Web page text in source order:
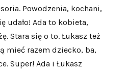
Powodzenia, kochani,
udało! Ada to kobieta,
Stara się o to. Łukasz też
mieć razem dziecko, ba,
Super! Ada i Łukasz